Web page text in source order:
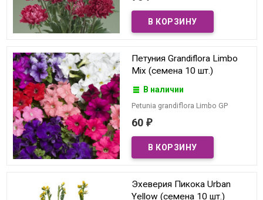
Петуния Grandiflora Limbo
Mix (семена 10 шт.)
В наличии
Petunia grandiflora Limbo GP
60 ₽
Эхеверия Пикока Urban
Yellow (семена 10 шт.)